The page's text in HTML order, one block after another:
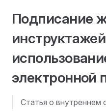
Подписание
электронной
Статья о внутреннем